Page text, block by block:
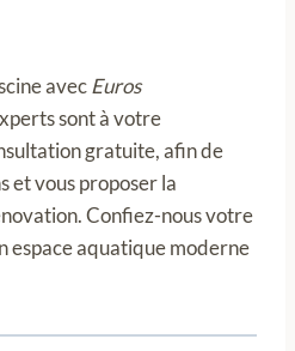
avecEuros
sont à votre
gratuite, afin de
et vous proposer la
Confiez-nous votre
espace aquatique moderne